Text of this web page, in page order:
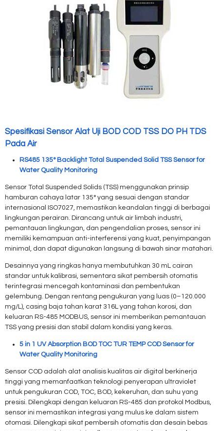
Spesifikasi Sensor Alat Uji BOD COD TSS DO PH TDS
Pada Air
RS485 135° Backlight Total Suspended Solid TSS Sensor for
Water Quality Monitoring
Sensor Total Suspended Solids (TSS) menggunakan prinsip
hamburan cahaya latar 135° yang sesuai dengan standar
internasional ISO7027, memastikan keandalan tinggi di berbagai
lingkungan perairan. Dirancang untuk air limbah industri,
pemantauan lingkungan, dan pengendalian proses, sensor ini
memiliki kemampuan anti-interferensi yang kuat, penyimpangan
minimal, dan dapat digunakan langsung di bawah sinar matahari.
Desainnya yang ringkas hanya membutuhkan 30 mL cairan
standar untuk kalibrasi, sementara sikat pembersih otomatis
terintegrasi mencegah kontaminasi dan pembentukan
gelembung. Dengan rentang pengukuran yang luas (0–120.000
mg/L), casing baja tahan karat 316L yang tahan korosi, dan
keluaran RS-485 MODBUS, sensor ini memberikan pemantauan
TSS yang presisi dan stabil dalam kondisi yang keras.
5 in 1 UV Absorption BOD TOC TUR TEMP COD Sensor for
Water Quality Monitoring
Sensor COD adalah alat analisis kualitas air digital berkinerja
tinggi yang memanfaatkan teknologi penyerapan ultraviolet
untuk pengukuran COD, TOC, BOD, kekeruhan, dan suhu yang
presisi. Dilengkapi dengan keluaran RS-485 dan protokol Modbus,
sensor ini memastikan integrasi yang mulus ke dalam sistem
otomasi. Dilengkapi sikat pembersih otomatis dan desain bebas